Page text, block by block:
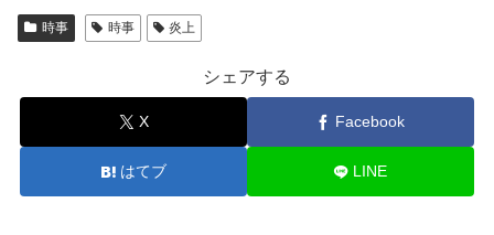
時事 時事 炎上
シェアする
X Facebook
はてブ LINE